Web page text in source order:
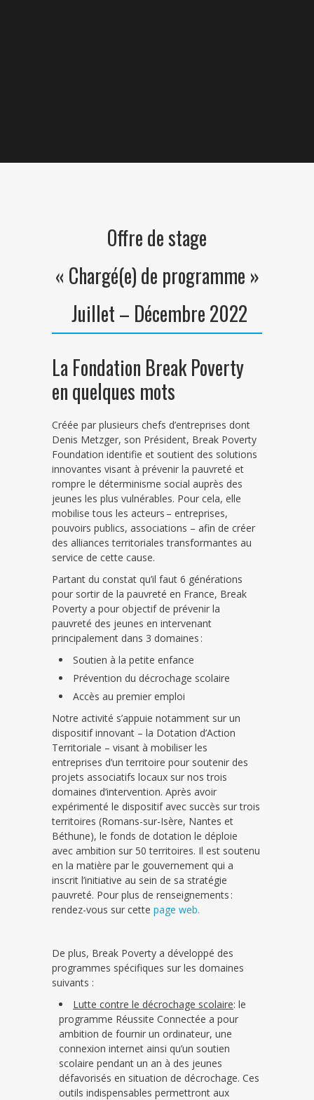
Offre de stage
« Chargé(e) de programme »
Juillet – Décembre 2022
La Fondation Break Poverty
en quelques mots
Créée par plusieurs chefs d’entreprises dont
Denis Metzger, son Président, Break Poverty
Foundation identifie et soutient des solutions
innovantes visant à prévenir la pauvreté et
rompre le déterminisme social auprès des
jeunes les plus vulnérables. Pour cela, elle
mobilise tous les acteurs – entreprises,
pouvoirs publics, associations – afin de créer
des alliances territoriales transformantes au
service de cette cause.
Partant du constat qu’il faut 6 générations
pour sortir de la pauvreté en France, Break
Poverty a pour objectif de prévenir la
pauvreté des jeunes en intervenant
principalement dans 3 domaines :
Soutien à la petite enfance
Prévention du décrochage scolaire
Accès au premier emploi
Notre activité s’appuie notamment sur un
dispositif innovant – la Dotation d’Action
Territoriale – visant à mobiliser les
entreprises d’un territoire pour soutenir des
projets associatifs locaux sur nos trois
domaines d’intervention. Après avoir
expérimenté le dispositif avec succès sur trois
territoires (Romans-sur-Isère, Nantes et
Béthune), le fonds de dotation le déploie
avec ambition sur 50 territoires. Il est soutenu
en la matière par le gouvernement qui a
inscrit l’initiative au sein de sa stratégie
pauvreté. Pour plus de renseignements :
rendez-vous sur cette page web.
De plus, Break Poverty a développé des
programmes spécifiques sur les domaines
suivants :
Lutte contre le décrochage scolaire: le
programme Réussite Connectée a pour
ambition de fournir un ordinateur, une
connexion internet ainsi qu’un soutien
scolaire pendant un an à des jeunes
défavorisés en situation de décrochage. Ces
outils indispensables permettront aux